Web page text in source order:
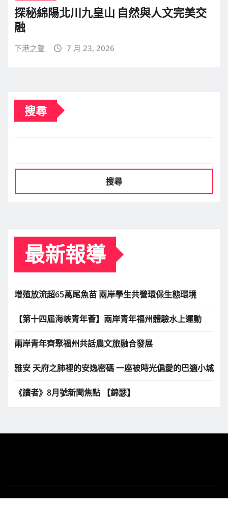
探秘綿陽北川九皇山 自然與人文完美交
融
下港之聲 7 月 23, 2026
搜尋
搜尋
最新報導
增殖放流超65萬尾魚苗 兩岸學生共營環保生態環境
【第十四屆海峽青年薈】兩岸青年福州體驗水上運動
兩岸青年齊聚福州共話農文旅融合發展
雅安 天府之肺裡的安逸密碼 一座被時光偏愛的巴適小城
《讀者》8月號新聞焦點 【錦瑟】